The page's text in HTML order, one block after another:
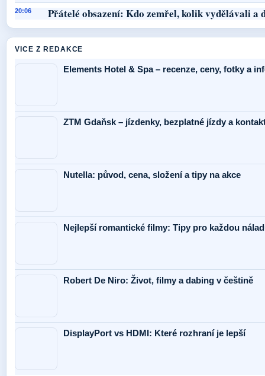
20:06 Přátelé obsazení: Kdo zemřel, kolik vydělávali a
VICE Z REDAKCE
Elements Hotel & Spa – recenze, ceny, fotky a
ZTM Gdaňsk – jízdenky, bezplatné jízdy a
Nutella: původ, cena, složení a tipy na akce
Nejlepší romantické filmy: Tipy pro každou
Robert De Niro: Život, filmy a dabing v češtině
DisplayPort vs HDMI: Které rozhraní je lepší